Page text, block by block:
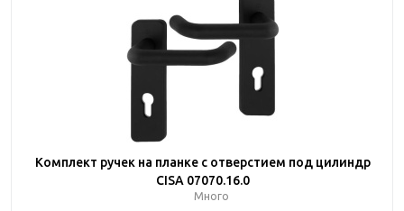
Комплект ручек на планке с отверстием под цилиндр
CISA 07070.16.0
Много